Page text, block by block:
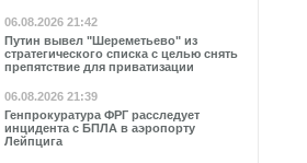
06.08.2026 21:42
Путин вывел "Шереметьево" из
стратегического списка с целью снять
препятствие для приватизации
06.08.2026 21:39
Генпрокуратура ФРГ расследует
инцидента с БПЛА в аэропорту
Лейпцига